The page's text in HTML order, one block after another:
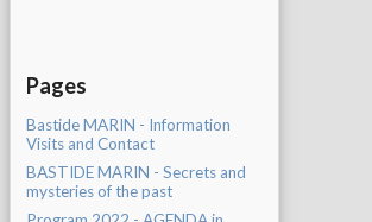
Pages
Bastide MARIN - Information
Visits and Contact
BASTIDE MARIN - Secrets and
mysteries of the past